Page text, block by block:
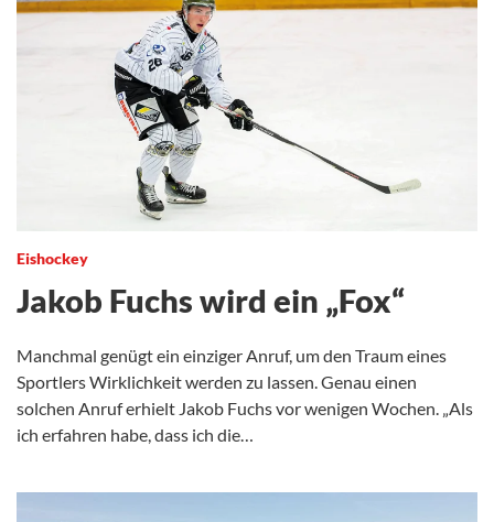
Eishockey
Jakob Fuchs wird ein „Fox“
Manchmal genügt ein einziger Anruf, um den Traum eines
Sportlers Wirklichkeit werden zu lassen. Genau einen
solchen Anruf erhielt Jakob Fuchs vor wenigen Wochen. „Als
ich erfahren habe, dass ich die…